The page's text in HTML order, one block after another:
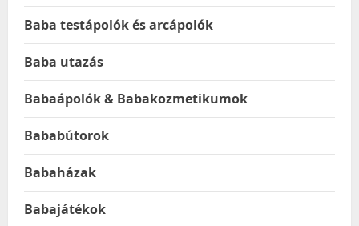
Baba testápolók és arcápolók
Baba utazás
Babaápolók & Babakozmetikumok
Bababútorok
Babaházak
Babajátékok